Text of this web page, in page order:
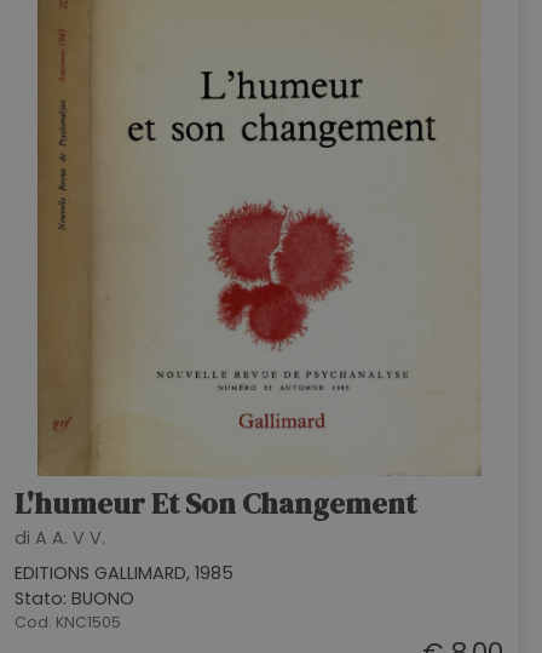
L'humeur Et Son Changement
di A A. V V.
EDITIONS GALLIMARD, 1985
Stato: BUONO
Cod. KNC1505